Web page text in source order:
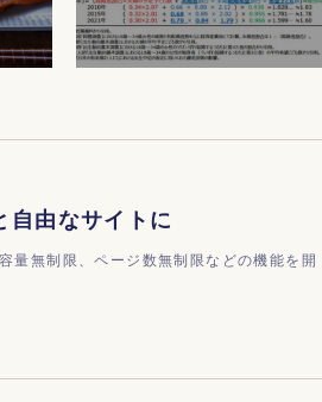
自由なサイトに
無制限、ページ数無制限などの機能を開